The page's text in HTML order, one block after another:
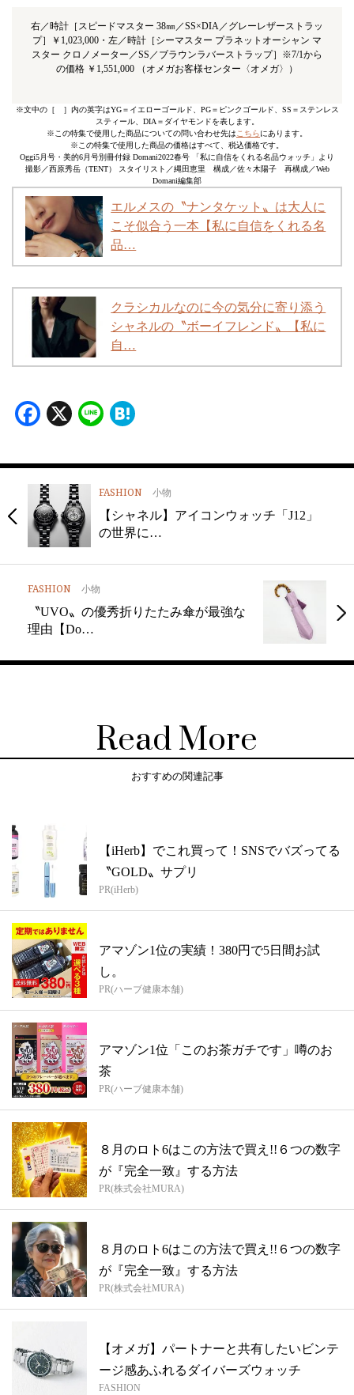
右／時計［スピードマスター 38㎜／SS×DIA／グレーレザーストラッ
プ］￥1,023,000・左／時計［シーマスター プラネットオーシャン マ
スター クロノメーター／SS／ブラウンラバーストラップ］※7/1から
の価格 ￥1,551,000 （オメガお客様センター〈オメガ〉）
※文中の［ ］内の英字はYG＝イエローゴールド、PG＝ピンクゴールド、SS＝ステンレス
スティール、DIA＝ダイヤモンドを表します。
※この特集で使用した商品についての問い合わせ先は こちらにあります。
※この特集で使用した商品の価格はすべて、税込価格です。
Oggi5月号・美的6月号別冊付録 Domani2022春号 「私に自信をくれる名品ウォッチ」より
撮影／西原秀岳（TENT） スタイリスト／縄田恵里 構成／佐々木陽子 再構成／Web
Domani編集部
エルメスの〝ナンタケット〟は大人に
こそ似合う一本【私に自信をくれる名
品…
クラシカルなのに今の気分に寄り添う
シャネルの〝ボーイフレンド〟【私に
自…
Facebook
X Line
FASHION 小物
【シャネル】アイコンウォッチ「J12」
の世界に…
FASHION 小物
〝UVO〟の優秀折りたたみ傘が最強な
理由【Do…
Read More
おすすめの関連記事
【iHerb】でこれ買って！SNSでバズってる
〝GOLD〟サプリ
PR(iHerb)
アマゾン1位の実績！380円で5日間お試
し。
PR(ハーブ健康本舗)
アマゾン1位「このお茶ガチです」噂のお
茶
PR(ハーブ健康本舗)
８月のロト6はこの方法で買え!!６つの数字
が『完全一致』する方法
PR(株式会社MURA)
８月のロト6はこの方法で買え!!６つの数字
が『完全一致』する方法
PR(株式会社MURA)
【オメガ】パートナーと共有したいビンテ
ージ感あふれるダイバーズウォッチ
FASHION